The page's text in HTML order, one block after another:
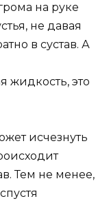
на руке
не давая
в сустав. А
жидкость, это
исчезнуть
Тем не менее,